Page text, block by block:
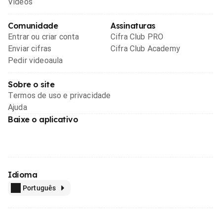
Comunidade
Entrar ou criar conta
Enviar cifras
Pedir videoaula
Assinaturas
Cifra Club PRO
Cifra Club Academy
Sobre o site
Termos de uso e privacidade
Ajuda
Baixe o aplicativo
Idioma
Português